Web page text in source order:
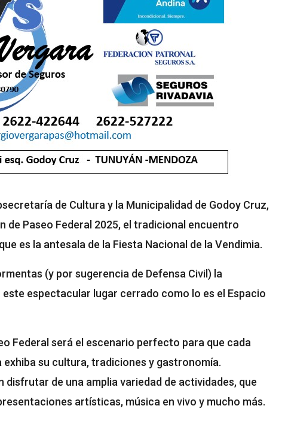
de Cultura y la Municipalidad de Godoy Cruz,
de Paseo Federal 2025, el tradicional encuentro
es la antesala de la Fiesta Nacional de la Vendimia.
(y por sugerencia de Defensa Civil) la
espectacular lugar cerrado como lo es el Espacio
Federal será el escenario perfecto para que cada
su cultura, tradiciones y gastronomía.
de una amplia variedad de actividades, que
artísticas, música en vivo y mucho más.